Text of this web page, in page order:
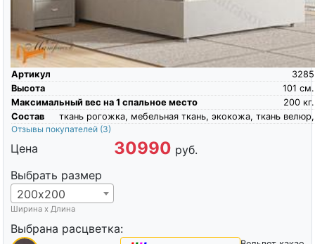
Артикул
3285
Высота
см.
101
Максимальный вес на 1 спальное место
кг.
200
Состав
ткань рогожка, мебельная ткань, экокожа, ткань велюр,
Отзывы покупателей (3)
Цена 30990 руб.
Выбрать размер
200х200
Ширина х Длина
Выбрана расцветка: